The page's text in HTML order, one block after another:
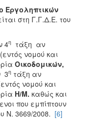
Εργοληπτικών
στη Γ.Γ.Δ.Ε. του
4η
τάξη αν
νομού και
Οικοδομικών,
3η τάξη αν
νομού και
Η/Μ. καθώς και
που εμπίπτουν
Ν. 3669/2008. [6]